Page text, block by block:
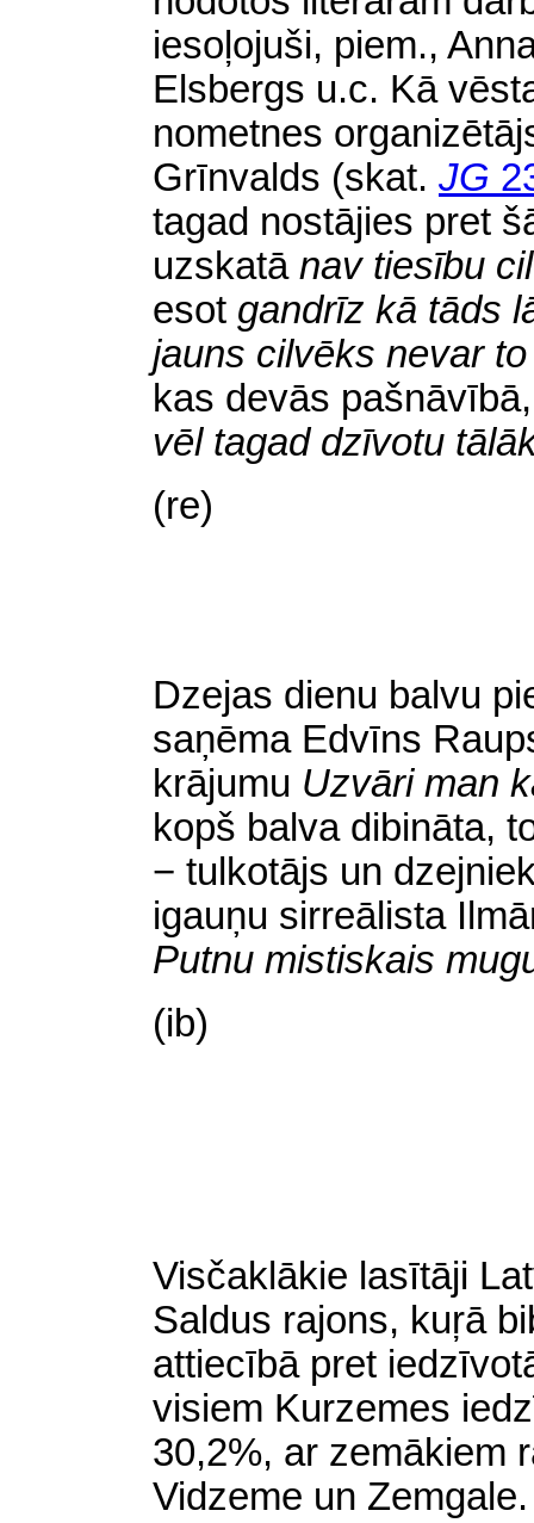
iesoļojuši, piem.,
Elsbergs u.c. Kā
nometnes
Grīnvalds (skat. JG
tagad nostājies pret
uzskatā nav tiesību
esot gandrīz kā tāds
jauns cilvēks nevar
kas devās
vēl tagad dzīvotu
(re)
Dzejas dienu balvu
saņēma Edvīns
krājumu Uzvāri man
kopš balva dibināta,
− tulkotājs un
igauņu sirreālista
Putnu mistiskais
(ib)
Visčaklākie lasītāji
Saldus rajons, kuŗā
attiecībā pret
visiem Kurzemes
30,2%, ar zemākiem
Vidzeme un